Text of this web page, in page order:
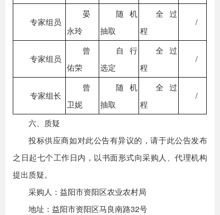
专家组员
晏
永玲
随机
抽取
全过
程
/
专家组员
曾
佑荣
自行
选定
全过
程
/
专家组长
曾
卫妮
随机
抽取
全过
程
/
六、质疑
投标供应商如对此公告有异议的，请于此公告发布
之日起七个工作日内，以书面形式向采购人、代理机构
提出质疑。
采购人：益阳市资阳区农业农村局
地址：益阳市资阳区马良南路32号